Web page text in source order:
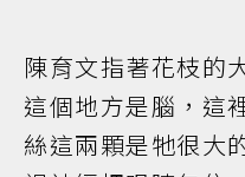
陳育文指著花枝的
這個地方是腦，
絲這兩顆是牠很大